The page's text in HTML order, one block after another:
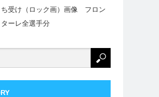
ち受け（ロック画）画像 フロン
ターレ全選手分